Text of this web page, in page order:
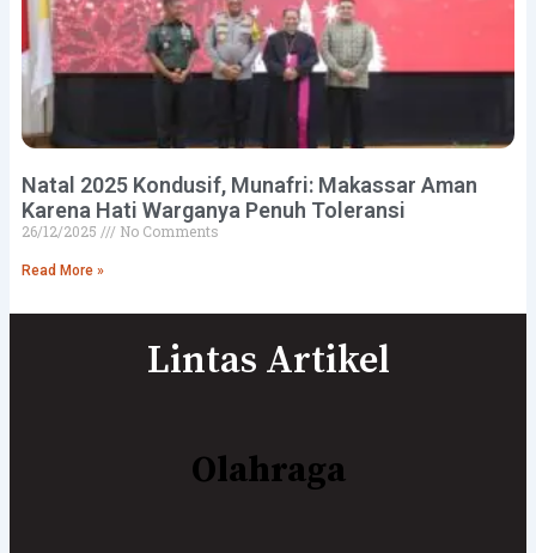
Natal 2025 Kondusif, Munafri: Makassar Aman
Karena Hati Warganya Penuh Toleransi
26/12/2025 No Comments
Read More »
Lintas Artikel
Olahraga